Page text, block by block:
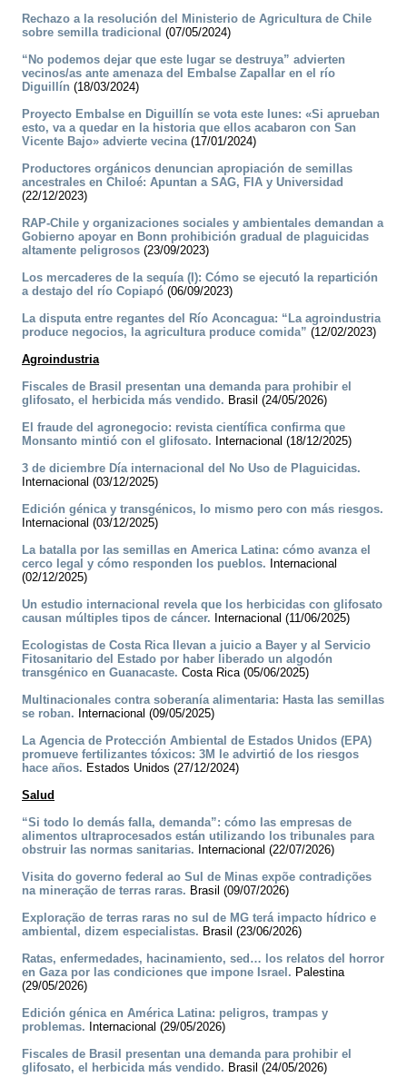
Rechazo a la resolución del Ministerio de Agricultura de Chile
sobre semilla tradicional (07/05/2024)
“No podemos dejar que este lugar se destruya” advierten
vecinos/as ante amenaza del Embalse Zapallar en el río
Diguillín (18/03/2024)
Proyecto Embalse en Diguillín se vota este lunes: «Si aprueban
esto, va a quedar en la historia que ellos acabaron con San
Vicente Bajo» advierte vecina(17/01/2024)
Productores orgánicos denuncian apropiación de semillas
ancestrales en Chiloé: Apuntan a SAG, FIA y Universidad
(22/12/2023)
RAP-Chile y organizaciones sociales y ambientales demandan a
Gobierno apoyar en Bonn prohibición gradual de plaguicidas
altamente peligrosos (23/09/2023)
Los mercaderes de la sequía (I): Cómo se ejecutó la repartición
a destajo del río Copiapó (06/09/2023)
La disputa entre regantes del Río Aconcagua: “La agroindustria
produce negocios, la agricultura produce comida” (12/02/2023)
Agroindustria
Fiscales de Brasil presentan una demanda para prohibir el
glifosato, el herbicida más vendido. Brasil (24/05/2026)
El fraude del agronegocio: revista científica confirma que
Monsanto mintió con el glifosato. Internacional (18/12/2025)
3 de diciembre Día internacional del No Uso de Plaguicidas.
Internacional (03/12/2025)
Edición génica y transgénicos, lo mismo pero con más riesgos.
Internacional (03/12/2025)
La batalla por las semillas en America Latina: cómo avanza el
cerco legal y cómo responden los pueblos. Internacional
(02/12/2025)
Un estudio internacional revela que los herbicidas con glifosato
causan múltiples tipos de cáncer. Internacional (11/06/2025)
Ecologistas de Costa Rica llevan a juicio a Bayer y al Servicio
Fitosanitario del Estado por haber liberado un algodón
transgénico en Guanacaste. Costa Rica (05/06/2025)
Multinacionales contra soberanía alimentaria: Hasta las semillas
se roban. Internacional (09/05/2025)
La Agencia de Protección Ambiental de Estados Unidos (EPA)
promueve fertilizantes tóxicos: 3M le advirtió de los riesgos
hace años. Estados Unidos (27/12/2024)
Salud
“Si todo lo demás falla, demanda”: cómo las empresas de
alimentos ultraprocesados están utilizando los tribunales para
obstruir las normas sanitarias. Internacional (22/07/2026)
Visita do governo federal ao Sul de Minas expõe contradições
na mineração de terras raras. Brasil (09/07/2026)
Exploração de terras raras no sul de MG terá impacto hídrico e
ambiental, dizem especialistas. Brasil (23/06/2026)
Ratas, enfermedades, hacinamiento, sed… los relatos del horror
en Gaza por las condiciones que impone Israel. Palestina
(29/05/2026)
Edición génica en América Latina: peligros, trampas y
problemas. Internacional (29/05/2026)
Fiscales de Brasil presentan una demanda para prohibir el
glifosato, el herbicida más vendido. Brasil (24/05/2026)